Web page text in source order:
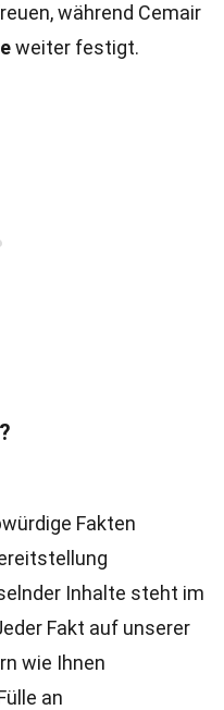
während Cemair
weiter festigt.
Fakten
Inhalte steht im
Fakt auf unserer
wie Ihnen
an